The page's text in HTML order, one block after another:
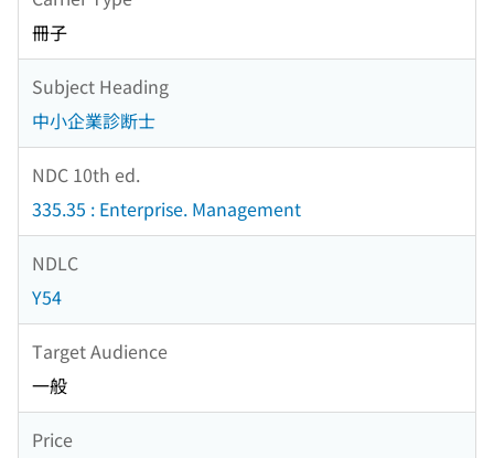
冊子
Subject Heading
中小企業診断士
NDC 10th ed.
335.35 : Enterprise. Management
NDLC
Y54
Target Audience
一般
Price